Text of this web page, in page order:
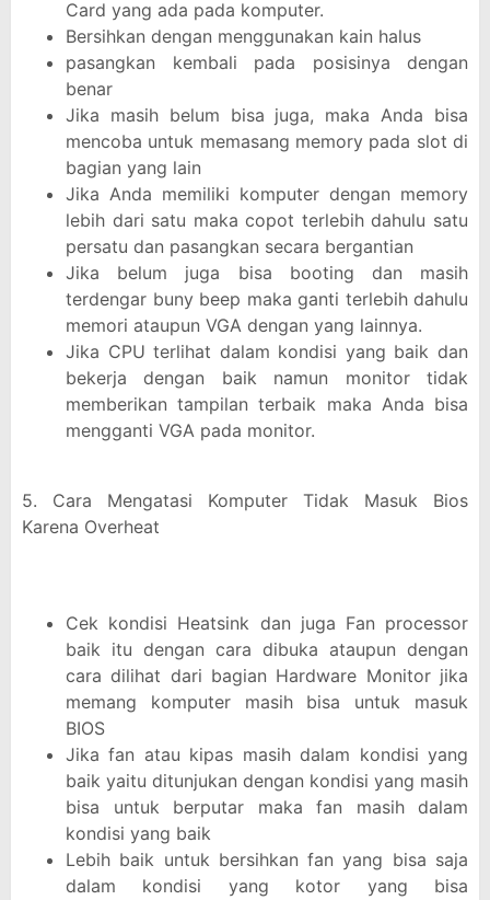
Card yang ada pada komputer.
Bersihkan dengan menggunakan kain halus
pasangkan kembali pada posisinya dengan
benar
Jika masih belum bisa juga, maka Anda bisa
mencoba untuk memasang memory pada slot di
bagian yang lain
Jika Anda memiliki komputer dengan memory
lebih dari satu maka copot terlebih dahulu satu
persatu dan pasangkan secara bergantian
Jika belum juga bisa booting dan masih
terdengar buny beep maka ganti terlebih dahulu
memori ataupun VGA dengan yang lainnya.
Jika CPU terlihat dalam kondisi yang baik dan
bekerja dengan baik namun monitor tidak
memberikan tampilan terbaik maka Anda bisa
mengganti VGA pada monitor.
5. Cara Mengatasi Komputer Tidak Masuk Bios
Karena Overheat
Cek kondisi Heatsink dan juga Fan processor
baik itu dengan cara dibuka ataupun dengan
cara dilihat dari bagian Hardware Monitor jika
memang komputer masih bisa untuk masuk
BIOS
Jika fan atau kipas masih dalam kondisi yang
baik yaitu ditunjukan dengan kondisi yang masih
bisa untuk berputar maka fan masih dalam
kondisi yang baik
Lebih baik untuk bersihkan fan yang bisa saja
dalam kondisi yang kotor yang bisa